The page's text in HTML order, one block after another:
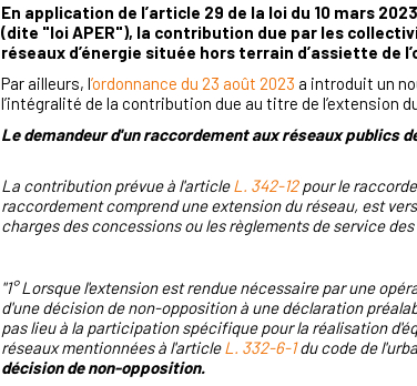
En application de l’article 29 de la loi du 10 mars
(dite "loi APER"), la contribution due par les
réseaux d’énergie située hors terrain d’assiette de
Par ailleurs, l’ordonnance du 23 août 2023 a introduit un
l’intégralité de la contribution due au titre de l’extension
Le demandeur d'un raccordement aux réseaux
La contribution prévue à l'articleL. 342-12pour le
raccordement comprend une extension du réseau, est
charges des concessions ou les règlements de service
"1° Lorsque l'extension est rendue nécessaire par une
d'une décision de non-opposition à une déclaration
pas lieu à la participation spécifique pour la réalisation
réseaux mentionnées à l'articleL. 332-6-1du code de
décision de non-opposition.